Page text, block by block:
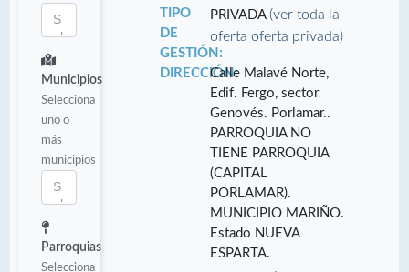
Municipios
Selecciona
uno o
más
municipios
Parroquias
Selecciona
TIPO
DE
GESTIÓN:
PRIVADA(ver toda la
oferta oferta privada)
DIRECCIÓN:Calle Malavé Norte,
Edif. Fergo, sector
Genovés. Porlamar..
PARROQUIA NO
TIENE PARROQUIA
(CAPITAL
PORLAMAR).
MUNICIPIO MARIÑO.
Estado NUEVA
ESPARTA.